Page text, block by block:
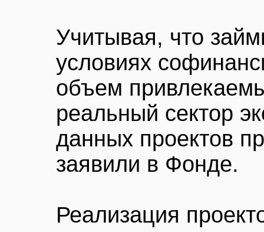
Учитывая, что
условиях
объем
реальный сектор
данных проектов
заявили в Фонде.
Реализация